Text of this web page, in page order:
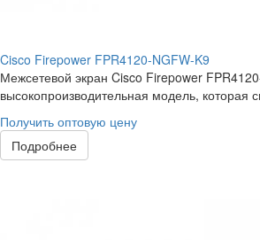
Cisco Firepower FPR4120-NGFW-K9
Межсетевой экран Cisco Firepower
высокопроизводительная модель, которая
Получить оптовую цену
Подробнее